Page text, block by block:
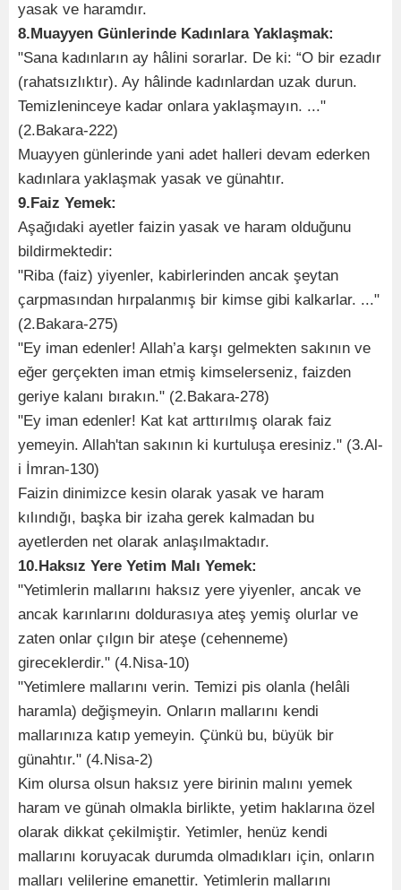
yasak ve haramdır.
8.Muayyen Günlerinde Kadınlara Yaklaşmak:
"Sana kadınların ay hâlini sorarlar. De ki: “O bir ezadır
(rahatsızlıktır). Ay hâlinde kadınlardan uzak durun.
Temizleninceye kadar onlara yaklaşmayın. ..."
(2.Bakara-222)
Muayyen günlerinde yani adet halleri devam ederken
kadınlara yaklaşmak yasak ve günahtır.
9.Faiz Yemek:
Aşağıdaki ayetler faizin yasak ve haram olduğunu
bildirmektedir:
"Riba (faiz) yiyenler, kabirlerinden ancak şeytan
çarpmasından hırpalanmış bir kimse gibi kalkarlar. ..."
(2.Bakara-275)
"Ey iman edenler! Allah’a karşı gelmekten sakının ve
eğer gerçekten iman etmiş kimselerseniz, faizden
geriye kalanı bırakın." (2.Bakara-278)
"Ey iman edenler! Kat kat arttırılmış olarak faiz
yemeyin. Allah'tan sakının ki kurtuluşa eresiniz." (3.Al-
i İmran-130)
Faizin dinimizce kesin olarak yasak ve haram
kılındığı, başka bir izaha gerek kalmadan bu
ayetlerden net olarak anlaşılmaktadır.
10.Haksız Yere Yetim Malı Yemek:
"Yetimlerin mallarını haksız yere yiyenler, ancak ve
ancak karınlarını doldurasıya ateş yemiş olurlar ve
zaten onlar çılgın bir ateşe (cehenneme)
gireceklerdir." (4.Nisa-10)
"Yetimlere mallarını verin. Temizi pis olanla (helâli
haramla) değişmeyin. Onların mallarını kendi
mallarınıza katıp yemeyin. Çünkü bu, büyük bir
günahtır." (4.Nisa-2)
Kim olursa olsun haksız yere birinin malını yemek
haram ve günah olmakla birlikte, yetim haklarına özel
olarak dikkat çekilmiştir. Yetimler, henüz kendi
mallarını koruyacak durumda olmadıkları için, onların
malları velilerine emanettir. Yetimlerin mallarını